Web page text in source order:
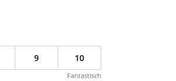
9 10
Fantastisch